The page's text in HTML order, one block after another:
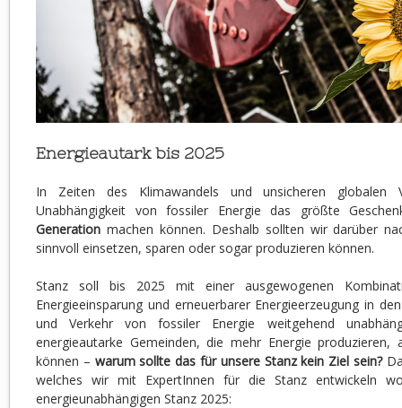
Energieautark bis 2025
In Zeiten des Klimawandels und unsicheren globalen
Unabhängigkeit von fossiler Energie das größte
Generation machen können. Deshalb sollten wir darüber
sinnvoll einsetzen, sparen oder sogar produzieren können.
Stanz soll bis 2025 mit einer ausgewogenen
Energieeinsparung und erneuerbarer Energieerzeugung in
und Verkehr von fossiler Energie weitgehend
energieautarke Gemeinden, die mehr Energie produzieren,
können – warum sollte das für unsere Stanz kein Ziel sein?
welches wir mit ExpertInnen für die Stanz entwickeln
energieunabhängigen Stanz 2025: